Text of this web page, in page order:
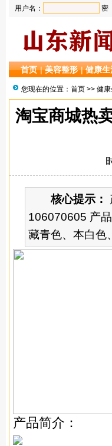
用户名： 密
首页 |美容整形 |健康生
您现在的位置： 首页 >> 健
淘宝商城热
核心提示：
106070605 产
藏青色、本白色
产品简介：